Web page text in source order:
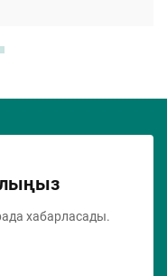
хабарласады.